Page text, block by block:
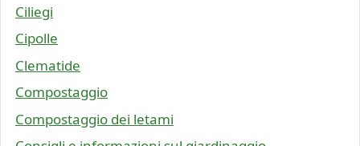
Ciliegi
Cipolle
Clematide
Compostaggio
Compostaggio dei letami